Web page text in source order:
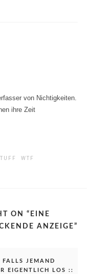
von Nichtigkeiten.
ihre Zeit
WTF
ON “ EINE
ANZEIGE”
FALLS JEMAND
EIGENTLICH LOS ::